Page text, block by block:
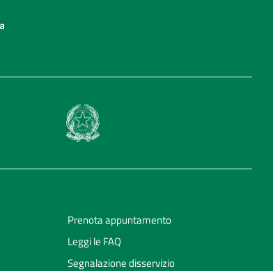
Prenota appuntamento
Leggi le FAQ
Segnalazione disservizio